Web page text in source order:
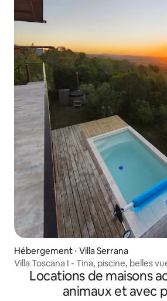
Hébergement ⋅ Villa Serrana
Villa Toscana I - Tina, piscine, belles
Locations de maisons
animaux et avec